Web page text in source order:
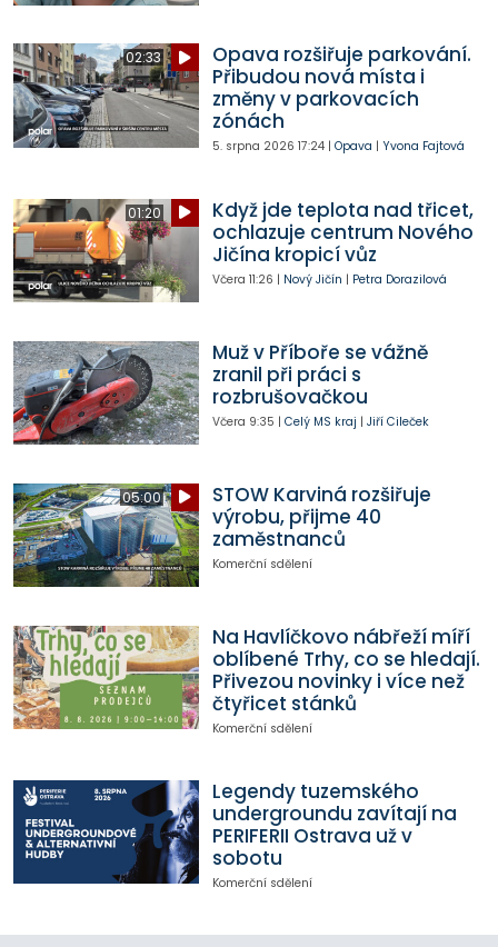
02:33
Opava rozšiřuje parkování.
Přibudou nová místa i
změny v parkovacích
zónách
5. srpna 2026 17:24| Opava | Yvona Fajtová
01:20
Když jde teplota nad třicet,
ochlazuje centrum Nového
Jičína kropicí vůz
Včera 11:26 | Nový Jičín | Petra Dorazilová
Muž v Příboře se vážně
zranil při práci s
rozbrušovačkou
Včera 9:35 | Celý MS kraj | Jiří Cileček
05:00
STOW Karviná rozšiřuje
výrobu, přijme 40
zaměstnanců
Komerční sdělení
Na Havlíčkovo nábřeží míří
oblíbené Trhy, co se hledají.
Přivezou novinky i více než
čtyřicet stánků
Komerční sdělení
Legendy tuzemského
undergroundu zavítají na
PERIFERII Ostrava už v
sobotu
Komerční sdělení